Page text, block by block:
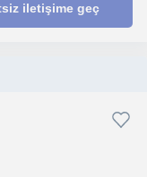
iletişime geç